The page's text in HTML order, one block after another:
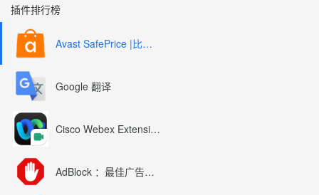
插件排行榜
Avast SafePrice |比较、交易、优惠券
Google 翻译
Cisco Webex Extension
AdBlock ：最佳广告拦截工具